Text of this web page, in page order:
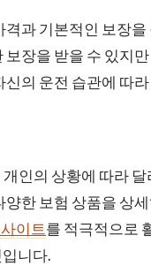
격과 기본적인 보장
보장을 받을 수 있지
신의 운전 습관에 따
인의 상황에 따라
양한 보험 상품을 상
이트를 적극적으로
니다.